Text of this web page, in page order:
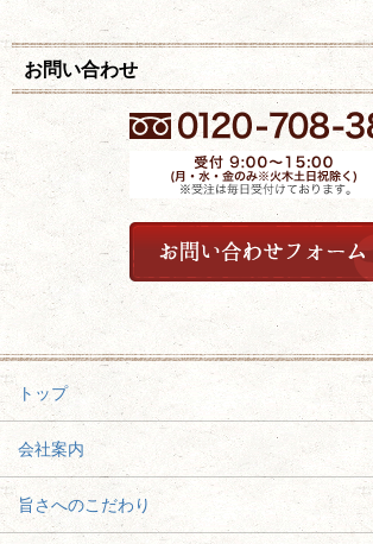
お問い合わせ
トップ
会社案内
旨さへのこだわり